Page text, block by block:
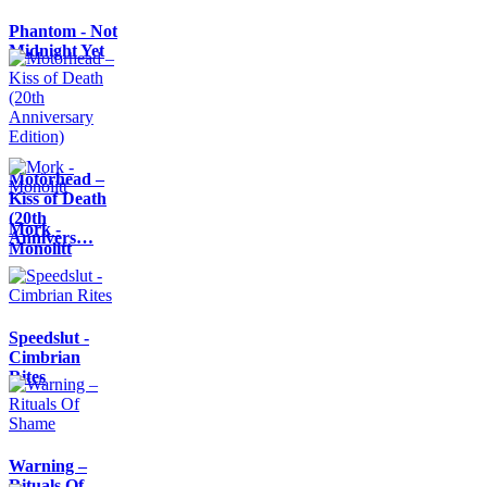
Phantom - Not
Midnight Yet
Motörhead –
Kiss of Death
(20th
Annivers…
Mork -
Monolitt
Speedslut -
Cimbrian
Rites
Warning –